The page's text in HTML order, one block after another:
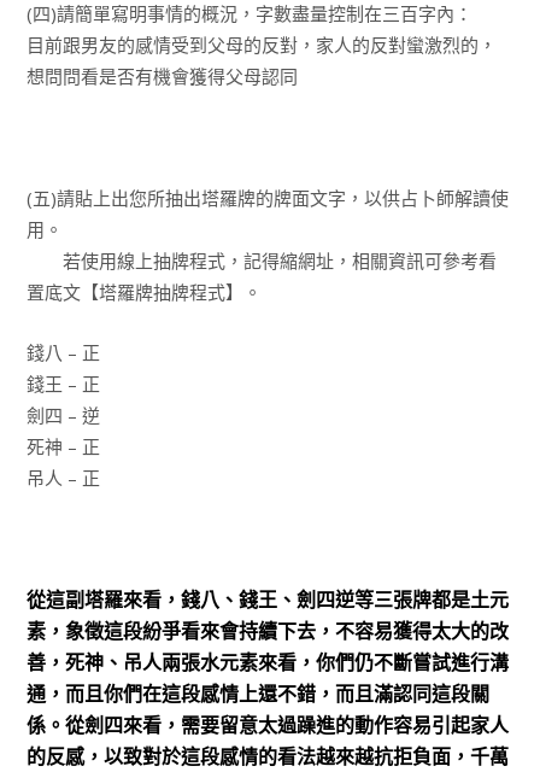
(四)請簡單寫明事情的概況，字數盡量控制在三百字內：
目前跟男友的感情受到父母的反對，家人的反對蠻激烈的，
想問問看是否有機會獲得父母認同
(五)請貼上出您所抽出塔羅牌的牌面文字，以供占卜師解讀使
用。
若使用線上抽牌程式，記得縮網址，相關資訊可參考看
置底文【塔羅牌抽牌程式】。
錢八 – 正
錢王 – 正
劍四 – 逆
死神 – 正
吊人 – 正
從這副塔羅來看，錢八、錢王、劍四逆等三張牌都是土元
素，象徵這段紛爭看來會持續下去，不容易獲得太大的改
善，死神、吊人兩張水元素來看，你們仍不斷嘗試進行溝
通，而且你們在這段感情上還不錯，而且滿認同這段關
係。從劍四來看，需要留意太過躁進的動作容易引起家人
的反感，以致對於這段感情的看法越來越抗拒負面，千萬